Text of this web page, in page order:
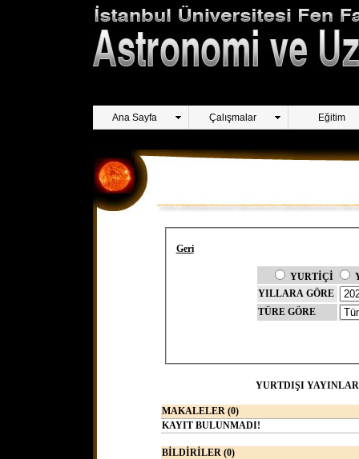
Ana Sayfa Çalışmalar Eğitim
Geri
YURTİÇİ
YILLARA GÖRE
TÜRE GÖRE
YURTDIŞI
MAKALELER (0)
KAYIT BULUNMADI!
BİLDİRİLER (0)